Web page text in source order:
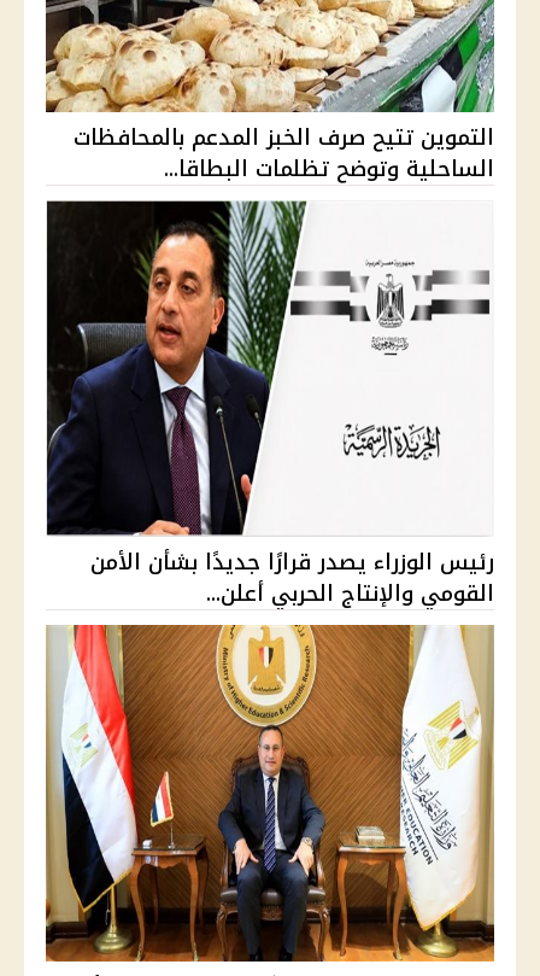
التموين تتيح صرف الخبز المدعم بالمحافظات
الساحلية وتوضح تظلمات البطاقا...
رئيس الوزراء يصدر قرارًا جديدًا بشأن الأمن
القومي والإنتاج الحربي أعلن...